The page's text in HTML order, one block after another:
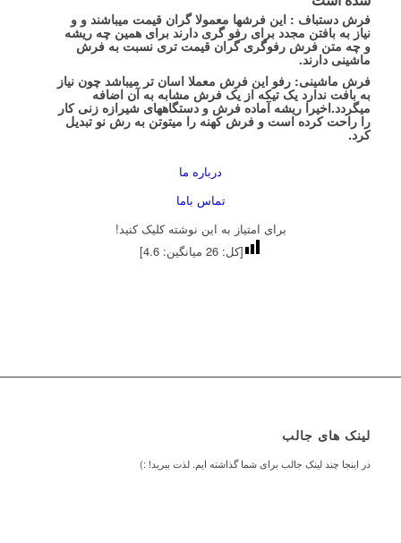
فرش دستباف : این فرشها معمولا گران قیمت میباشند و و
نیاز به بافتن مجدد برای رفو گری دارند برای همین چه ریشه
و چه متن فرش رفوگری گران قیمت تری نسبت به فرش
ماشینی دارند.
فرش ماشینی: رفو این فرش معملا اسان تر میباشد چون نیاز
به بافت ندارد یک تیکه از یک فرش مشابه به آن اضافه
میگردد.اخیرا ریشه آماده فرش و دستگاههای شیرازه زنی کار
را راحت کرده است و فرش کهنه را میتوتن به رش نو تبدیل
کرد.
درباره ما
تماس باما
برای امتیاز به این نوشته کلیک کنید!
[کل: 26 میانگین: 4.6
]
لینک های جالب
در اینجا چند لینک جالب برای شما گذاشته ایم. لذت ببرید! :)